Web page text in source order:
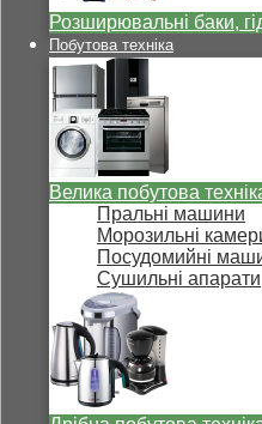
Розширювальні баки,
Побутова техніка
Велика побутова
Пральні машини
Морозильні
Посудомийні
Сушильні апарати